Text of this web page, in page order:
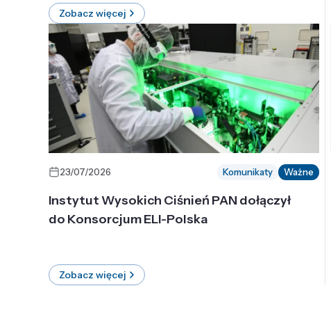
Zobacz więcej
23/07/2026 Komunikaty Ważne
Instytut Wysokich Ciśnień PAN dołączył
do Konsorcjum ELI-Polska
Zobacz więcej